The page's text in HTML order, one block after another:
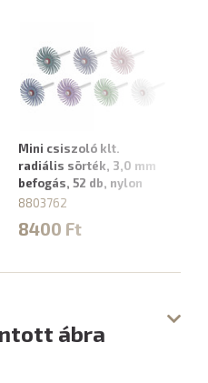
Mini csiszoló klt.
radiális sörték, 3,0 mm
befogás, 52 db, nylon
8803762
8400 Ft
ábra